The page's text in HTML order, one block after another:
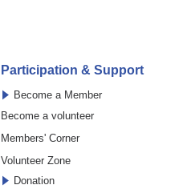
Participation & Support
Become a Member
Become a volunteer
Members' Corner
Volunteer Zone
Donation